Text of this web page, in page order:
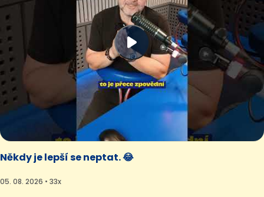
Někdy je lepší se neptat. 😂
05. 08. 2026 • 33x